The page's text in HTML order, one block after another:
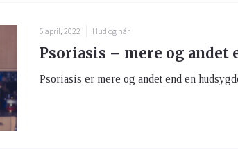
5 april, 2022 Hud og hår
Psoriasis – mere og andet
Psoriasis er mere og andet end en